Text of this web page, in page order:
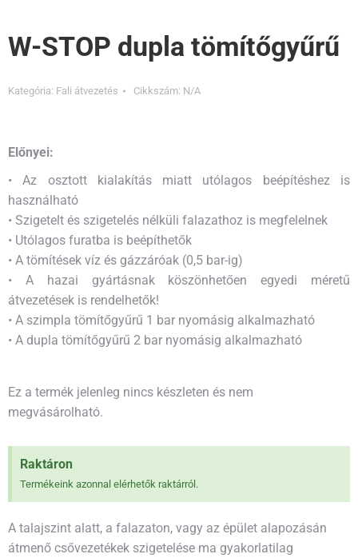
W-STOP dupla tömítőgyűrű
Kategória: Fali átvezetés Cikkszám: N/A
Előnyei:
• Az osztott kialakítás miatt utólagos beépítéshez is
használható
• Szigetelt és szigetelés nélküli falazathoz is megfelelnek
• Utólagos furatba is beépíthetők
• A tömítések víz és gázzáróak (0,5 bar-ig)
• A hazai gyártásnak köszönhetően egyedi méretű
átvezetések is rendelhetők!
• A szimpla tömítőgyűrű 1 bar nyomásig alkalmazható
• A dupla tömítőgyűrű 2 bar nyomásig alkalmazható
Ez a termék jelenleg nincs készleten és nem
megvásárolható.
Raktáron
Termékeink azonnal elérhetők raktárról.
A talajszint alatt, a falazaton, vagy az épület alapozásán
átmenő csővezetékek szigetelése ma gyakorlatilag